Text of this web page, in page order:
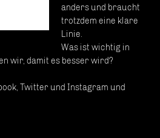
anders und braucht
trotzdem eine klare
Linie.
Was ist wichtig in
wir, damit es besser wird?
Twitter und Instagram und